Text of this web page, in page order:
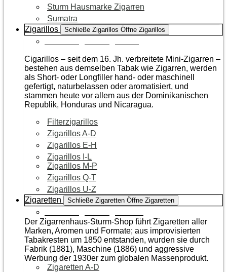
Sturm Hausmarke Zigarren
Sumatra
Zigarillos
Schließe Zigarillos Öffne Zigarillos
Cigarillos – seit dem 16. Jh. verbreitete Mini-Zigarren –
bestehen aus demselben Tabak wie Zigarren, werden
als Short- oder Longfiller hand- oder maschinell
gefertigt, naturbelassen oder aromatisiert, und
stammen heute vor allem aus der Dominikanischen
Republik, Honduras und Nicaragua.
Filterzigarillos
Zigarillos A-D
Zigarillos E-H
Zigarillos I-L
Zigarillos M-P
Zigarillos Q-T
Zigarillos U-Z
Zigaretten
Schließe Zigaretten Öffne Zigaretten
Der Zigarrenhaus-Sturm-Shop führt Zigaretten aller
Marken, Aromen und Formate; aus improvisierten
Tabakresten um 1850 entstanden, wurden sie durch
Fabrik (1881), Maschine (1886) und aggressive
Werbung der 1930er zum globalen Massenprodukt.
Zigaretten A-D